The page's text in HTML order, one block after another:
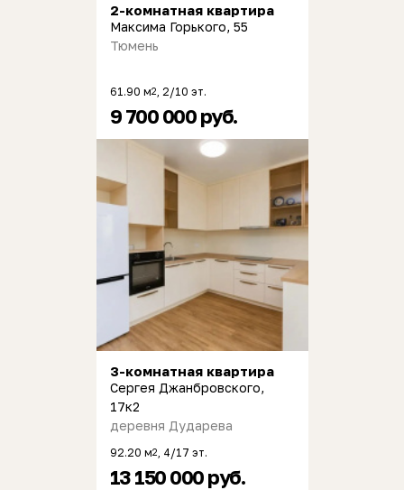
2-комнатная квартира
Максима Горького, 55
Тюмень
61.90 м2 , 2/10 эт.
9 700 000 руб.
3-комнатная квартира
Сергея Джанбровского,
17к2
деревня Дударева
92.20 м2 , 4/17 эт.
13 150 000 руб.